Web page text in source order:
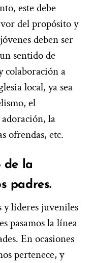
este debe
del propósito y
deben ser
sentido de
colaboración a
local, ya sea
el
la
ofrendas, etc.
de la
padres.
y líderes juveniles
pasamos la línea
En ocasiones
pertenece, y